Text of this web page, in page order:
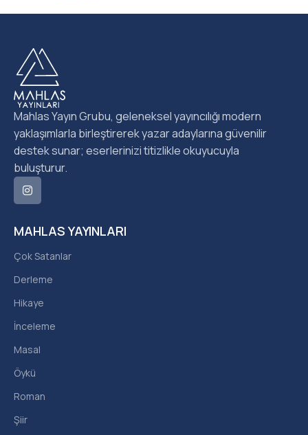
MAHLAS YAYINLARI
Çok Satanlar
Derleme
Hikaye
İnceleme
Masal
Öykü
Roman
Şiir
Mahlas Yayın Grubu, geleneksel yayıncılığı modern
yaklaşımlarla birleştirerek yazar adaylarına güvenilir
destek sunar; eserlerinizi titizlikle okuyucuyla
buluşturur.